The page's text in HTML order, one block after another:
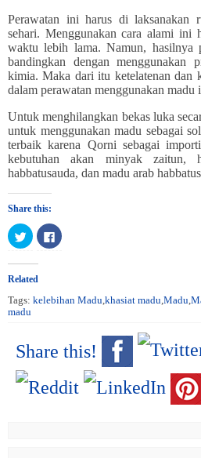
Perawatan ini harus di
sehari. Menggunakan cara alami ini
waktu lebih lama. Namun, hasilnya
bandingkan dengan menggunakan
kimia. Maka dari itu ketelatenan dan
dalam perawatan menggunakan madu
Untuk menghilangkan bekas luka
untuk menggunakan madu sebagai
terbaik karena Qorni sebagai
kebutuhan akan minyak zaitun,
habbatusauda, dan madu arab
Share this:
Click
to
share
on
(Opens
new
window)
Click
to
new
Related
Tags: kelebihan Madu,khasiat madu,Madu,
madu
Share this!